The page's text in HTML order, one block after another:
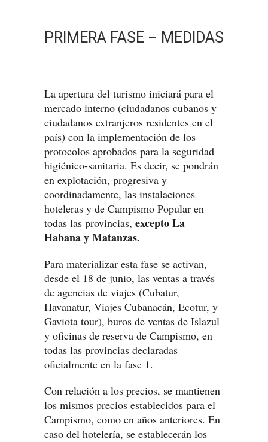
PRIMERA FASE – MEDIDAS
La apertura del turismo iniciará para el
mercado interno (ciudadanos cubanos y
ciudadanos extranjeros residentes en el
país) con la implementación de los
protocolos aprobados para la seguridad
higiénico-sanitaria. Es decir, se pondrán
en explotación, progresiva y
coordinadamente, las instalaciones
hoteleras y de Campismo Popular en
todas las provincias, excepto La
Habana y Matanzas.
Para materializar esta fase se activan,
desde el 18 de junio, las ventas a través
de agencias de viajes (Cubatur,
Havanatur, Viajes Cubanacán, Ecotur, y
Gaviota tour), buros de ventas de Islazul
y oficinas de reserva de Campismo, en
todas las provincias declaradas
oficialmente en la fase 1.
Con relación a los precios, se mantienen
los mismos precios establecidos para el
Campismo, como en años anteriores. En
caso del hotelería, se establecerán los